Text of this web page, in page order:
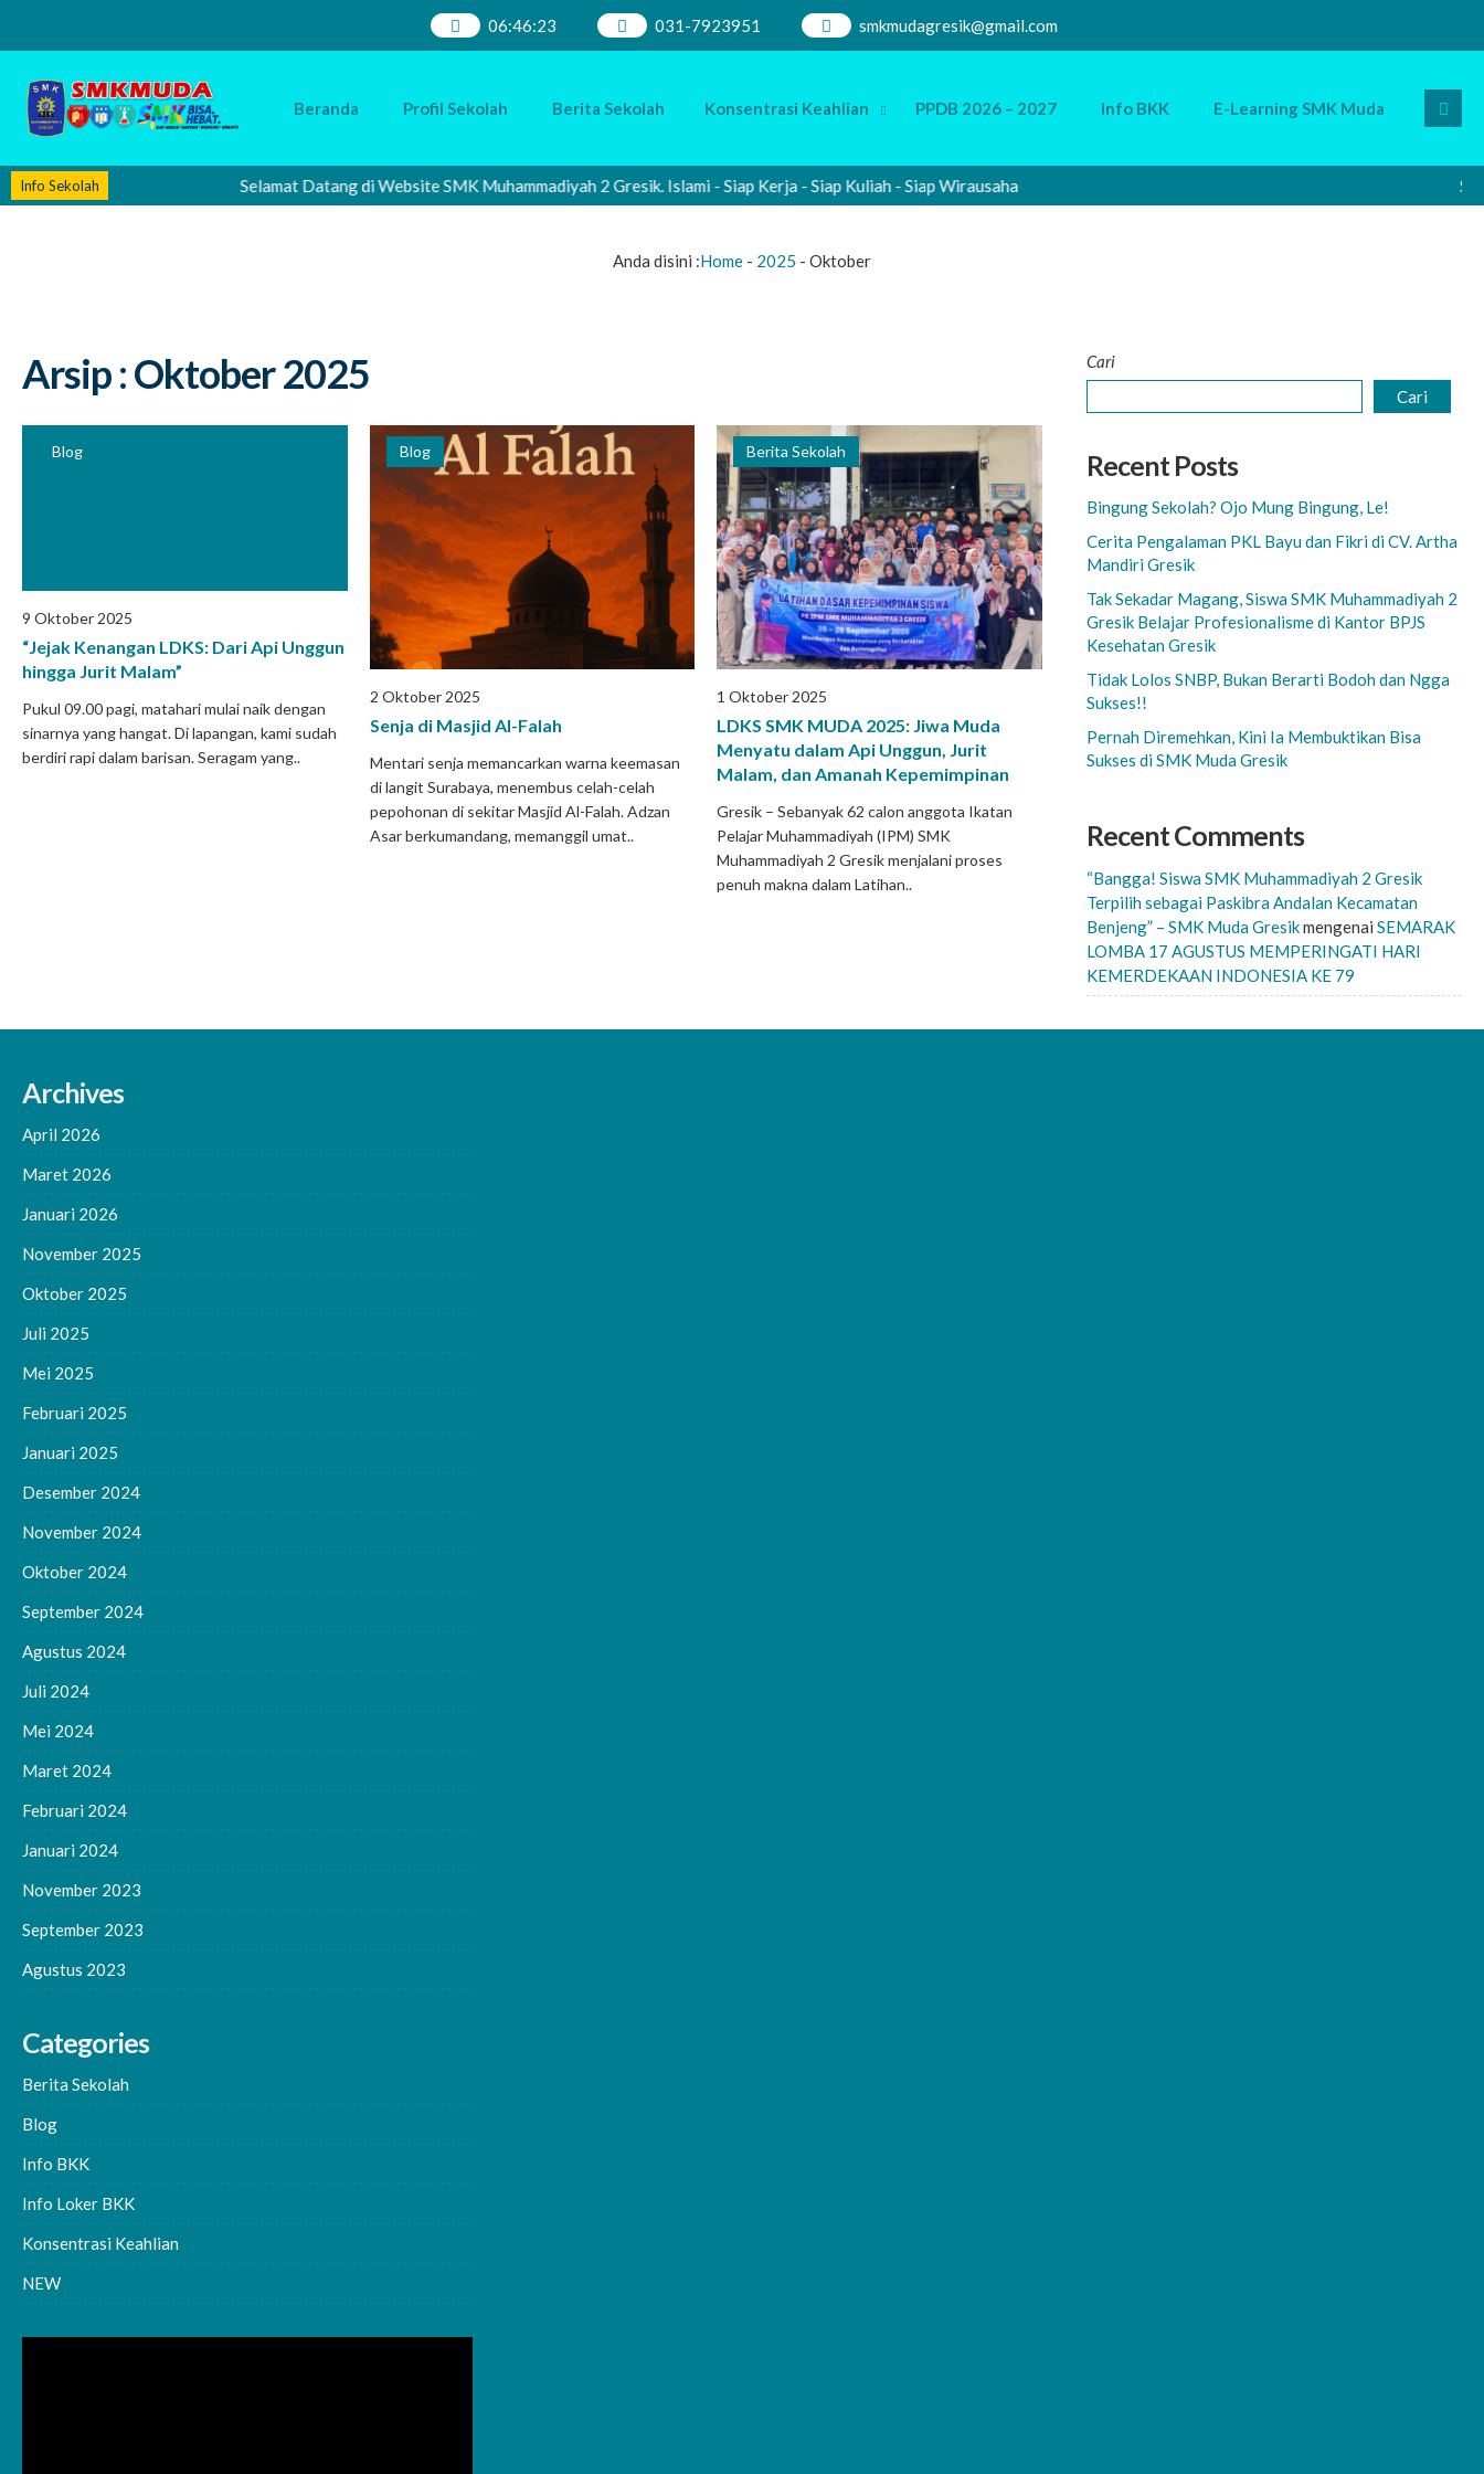
06:46:23 031-7923951 smkmudagresik@gmail.com
Beranda Profil Sekolah Berita Sekolah Konsentrasi Keahlian PPDB 2026 – 2027 Info BKK E-Learning SMK Muda
Info Sekolah Selamat Datang di Website SMK Muhammadiyah 2 Gresik. Islami - Siap Kerja - Siap Kuliah - Siap Wirausaha
Anda disini :Home - 2025 - Oktober
Arsip : Oktober 2025
Blog
9 Oktober 2025
“Jejak Kenangan LDKS: Dari Api Unggun
hingga Jurit Malam”
Pukul 09.00 pagi, matahari mulai naik dengan
sinarnya yang hangat. Di lapangan, kami sudah
berdiri rapi dalam barisan. Seragam yang..
Blog
2 Oktober 2025
Senja di Masjid Al-Falah
Mentari senja memancarkan warna keemasan
di langit Surabaya, menembus celah-celah
pepohonan di sekitar Masjid Al-Falah. Adzan
Asar berkumandang, memanggil umat..
Berita Sekolah
1 Oktober 2025
LDKS SMK MUDA 2025: Jiwa Muda
Menyatu dalam Api Unggun, Jurit
Malam, dan Amanah Kepemimpinan
Gresik – Sebanyak 62 calon anggota Ikatan
Pelajar Muhammadiyah (IPM) SMK
Muhammadiyah 2 Gresik menjalani proses
penuh makna dalam Latihan..
Cari
Cari
Recent Posts
Bingung Sekolah? Ojo Mung Bingung, Le!
Cerita Pengalaman PKL Bayu dan Fikri di CV. Artha
Mandiri Gresik
Tak Sekadar Magang, Siswa SMK Muhammadiyah 2
Gresik Belajar Profesionalisme di Kantor BPJS
Kesehatan Gresik
Tidak Lolos SNBP, Bukan Berarti Bodoh dan Ngga
Sukses!!
Pernah Diremehkan, Kini Ia Membuktikan Bisa
Sukses di SMK Muda Gresik
Recent Comments
“Bangga! Siswa SMK Muhammadiyah 2 Gresik
Terpilih sebagai Paskibra Andalan Kecamatan
Benjeng” – SMK Muda Gresikmengenai SEMARAK
LOMBA 17 AGUSTUS MEMPERINGATI HARI
KEMERDEKAAN INDONESIA KE 79
Archives
April 2026
Maret 2026
Januari 2026
November 2025
Oktober 2025
Juli 2025
Mei 2025
Februari 2025
Januari 2025
Desember 2024
November 2024
Oktober 2024
September 2024
Agustus 2024
Juli 2024
Mei 2024
Maret 2024
Februari 2024
Januari 2024
November 2023
September 2023
Agustus 2023
Categories
Berita Sekolah
Blog
Info BKK
Info Loker BKK
Konsentrasi Keahlian
NEW